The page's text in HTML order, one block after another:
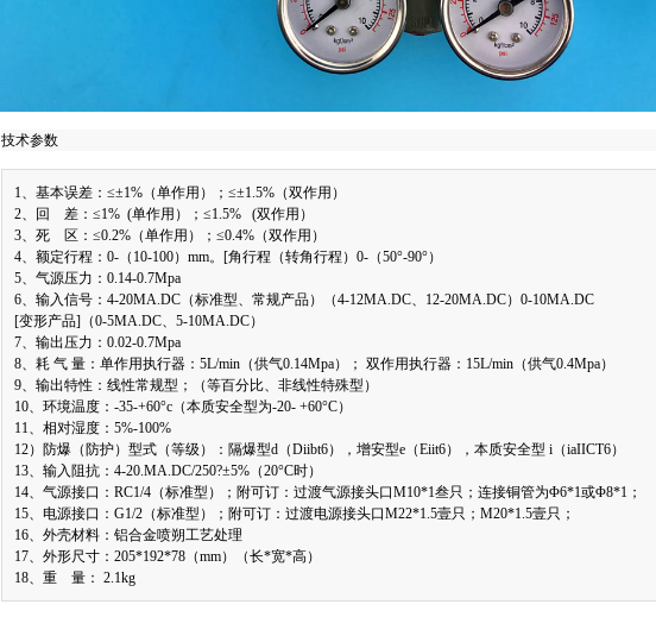
技术参数
1、基本误差：≤±1%（单作用）；≤±1.5%（双作用）
2、回 差：≤1% (单作用）；≤1.5% (双作用）
3、死 区：≤0.2%（单作用）；≤0.4%（双作用）
4、额定行程：0-（10-100）mm。[角行程（转角行程）0-（50°-90°）
5、气源压力：0.14-0.7Mpa
6、输入信号：4-20MA.DC（标准型、常规产品）（4-12MA.DC、12-20MA.DC）0-10MA.DC
[变形产品]（0-5MA.DC、5-10MA.DC）
7、输出压力：0.02-0.7Mpa
8、耗 气 量：单作用执行器：5L/min（供气0.14Mpa）； 双作用执行器：15L/min（供气0.4Mpa）
9、输出特性：线性常规型；（等百分比、非线性特殊型）
10、环境温度：-35-+60°c（本质安全型为-20- +60°C）
11、相对湿度：5%-100%
12）防爆（防护）型式（等级）：隔爆型d（Diibt6），增安型e（Eiit6），本质安全型 i（iaIICT6）
13、输入阻抗：4-20.MA.DC/250?±5%（20°C时）
14、气源接口：RC1/4（标准型）；附可订：过渡气源接头口M10*1叁只；连接铜管为Φ6*1或Φ8*1；
15、电源接口：G1/2（标准型）；附可订：过渡电源接头口M22*1.5壹只；M20*1.5壹只；
16、外壳材料：铝合金喷朔工艺处理
17、外形尺寸：205*192*78（mm）（长*宽*高）
18、重 量： 2.1kg